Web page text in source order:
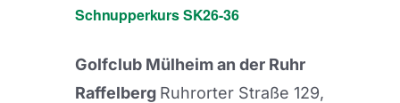
Schnupperkurs SK26-36
Golfclub Mülheim an der Ruhr
Raffelberg Ruhrorter Straße 129,